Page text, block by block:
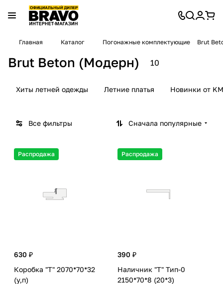
Главная Каталог Погонажные комплектующие Brut
Brut Beton (Модерн) 10
Хиты летней одежды Летние платья Новинки от
Все фильтры Сначала популярные
Распродажа
630 ₽
Коробка "Т" 2070*70*32
(у,п)
Распродажа
390 ₽
Наличник "Т" Тип-0
2150*70*8 (20*3)